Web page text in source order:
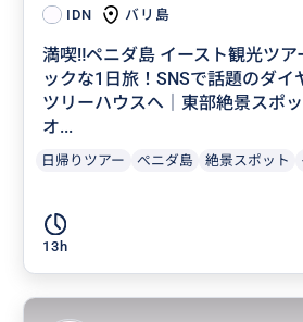
IDN バリ島
満喫‼️ペニダ島 イースト観光ツ
ックな1日旅！SNSで話題のダイ
ツリーハウスへ｜東部絶景スポッ
オ...
日帰りツアー ぺニダ島 絶景スポット
13h